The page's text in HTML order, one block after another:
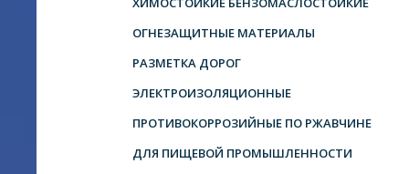
ОГНЕЗАЩИТНЫЕ МАТЕРИАЛЫ
РАЗМЕТКА ДОРОГ
ЭЛЕКТРОИЗОЛЯЦИОННЫЕ
ПРОТИВОКОРРОЗИЙНЫЕ ПО РЖАВЧИНЕ
ДЛЯ ПИЩЕВОЙ ПРОМЫШЛЕННОСТИ